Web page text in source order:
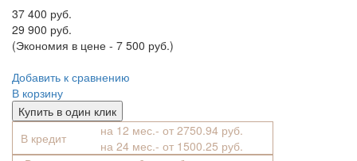
37 400 руб.
29 900 руб.
(Экономия в цене - 7 500 руб.)
Добавить к сравнению
В корзину
Купить в один клик
В кредит
на 12 мес.- от 2750.94 руб.
на 24 мес.- от 1500.25 руб.